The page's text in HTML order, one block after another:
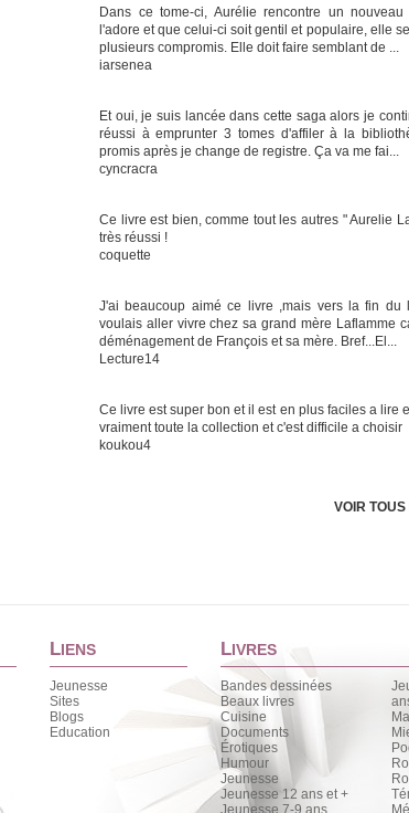
Dans ce tome-ci, Aurélie rencontre un
l'adore et que celui-ci soit gentil et populaire, elle
plusieurs compromis. Elle doit faire semblant de ...
iarsenea
Et oui, je suis lancée dans cette saga alors je
réussi à emprunter 3 tomes d'affiler à la
promis après je change de registre. Ça va me fai...
cyncracra
Ce livre est bien, comme tout les autres " Aurelie
très réussi !
coquette
J'ai beaucoup aimé ce livre ,mais vers la fin du
voulais aller vivre chez sa grand mère Laflamme
déménagement de François et sa mère. Bref...El...
Lecture14
Ce livre est super bon et il est en plus faciles a lire
vraiment toute la collection et c'est difficile a choisir
koukou4
VOIR
LIENS
Jeunesse
Sites
Blogs
Education
LIVRES
Bandes dessinées
Beaux livres
Cuisine
Documents
Érotiques
Humour
Jeunesse
Jeunesse 12 ans et +
Jeunesse 7-9 ans